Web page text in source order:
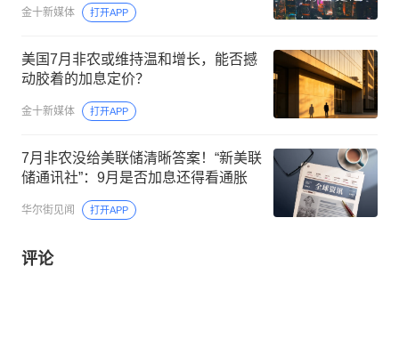
金十新媒体 打开APP
美国7月非农或维持温和增长，能否撼
动胶着的加息定价？
金十新媒体 打开APP
7月非农没给美联储清晰答案！“新美联
储通讯社”：9月是否加息还得看通胀
华尔街见闻 打开APP
评论